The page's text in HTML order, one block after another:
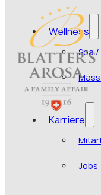
Wellness
Spa
Karriere
Jobs